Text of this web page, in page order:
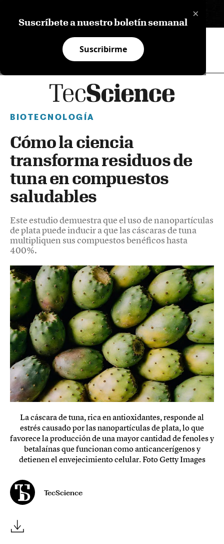
×
Suscríbete a nuestro boletín semanal
Suscribirme
BIOTECNOLOGÍA
Cómo la ciencia
transforma residuos de
tuna en compuestos
saludables
Este estudio demuestra que el uso de nanopartículas
de plata puede inducir a que las cáscaras de tuna
multipliquen sus compuestos benéficos hasta
400%.
La cáscara de tuna, rica en antioxidantes, responde al
estrés causado por las nanopartículas de plata, lo que
favorece la producción de una mayor cantidad de fenoles y
betalaínas que funcionan como anticancerígenos y
detienen el envejecimiento celular. Foto Getty Images
TecScience